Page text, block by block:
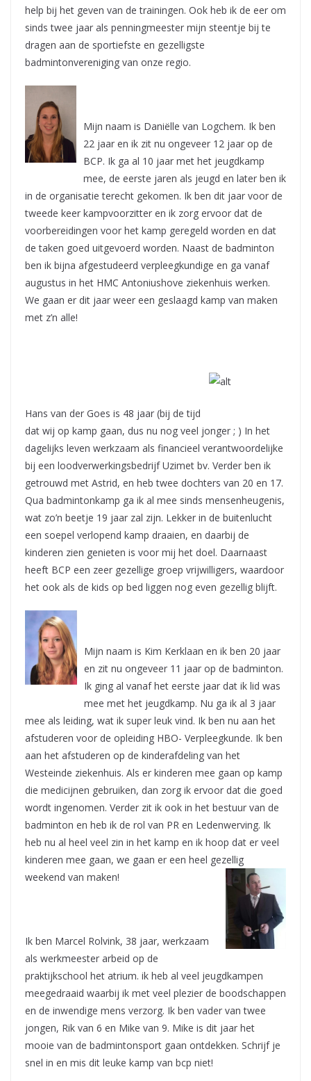
help bij het geven van de trainingen. Ook heb ik de eer om
sinds twee jaar als penningmeester mijn steentje bij te
dragen aan de sportiefste en gezelligste
badmintonvereniging van onze regio.
Mijn naam is Daniëlle van Logchem. Ik ben
22 jaar en ik zit nu ongeveer 12 jaar op de
BCP. Ik ga al 10 jaar met het jeugdkamp
mee, de eerste jaren als jeugd en later ben ik
in de organisatie terecht gekomen. Ik ben dit jaar voor de
tweede keer kampvoorzitter en ik zorg ervoor dat de
voorbereidingen voor het kamp geregeld worden en dat
de taken goed uitgevoerd worden. Naast de badminton
ben ik bijna afgestudeerd verpleegkundige en ga vanaf
augustus in het HMC Antoniushove ziekenhuis werken.
We gaan er dit jaar weer een geslaagd kamp van maken
met z’n alle!
Hans van der Goes is 48 jaar (bij de tijd
dat wij op kamp gaan, dus nu nog veel jonger ; ) In het
dagelijks leven werkzaam als financieel verantwoordelijke
bij een loodverwerkingsbedrijf Uzimet bv. Verder ben ik
getrouwd met Astrid, en heb twee dochters van 20 en 17.
Qua badmintonkamp ga ik al mee sinds mensenheugenis,
wat zo’n beetje 19 jaar zal zijn. Lekker in de buitenlucht
een soepel verlopend kamp draaien, en daarbij de
kinderen zien genieten is voor mij het doel. Daarnaast
heeft BCP een zeer gezellige groep vrijwilligers, waardoor
het ook als de kids op bed liggen nog even gezellig blijft.
Mijn naam is Kim Kerklaan en ik ben 20 jaar
en zit nu ongeveer 11 jaar op de badminton.
Ik ging al vanaf het eerste jaar dat ik lid was
mee met het jeugdkamp. Nu ga ik al 3 jaar
mee als leiding, wat ik super leuk vind. Ik ben nu aan het
afstuderen voor de opleiding HBO- Verpleegkunde. Ik ben
aan het afstuderen op de kinderafdeling van het
Westeinde ziekenhuis. Als er kinderen mee gaan op kamp
die medicijnen gebruiken, dan zorg ik ervoor dat die goed
wordt ingenomen. Verder zit ik ook in het bestuur van de
badminton en heb ik de rol van PR en Ledenwerving. Ik
heb nu al heel veel zin in het kamp en ik hoop dat er veel
kinderen mee gaan, we gaan er een heel gezellig
weekend van maken!
Ik ben Marcel Rolvink, 38 jaar, werkzaam
als werkmeester arbeid op de
praktijkschool het atrium. ik heb al veel jeugdkampen
meegedraaid waarbij ik met veel plezier de boodschappen
en de inwendige mens verzorg. Ik ben vader van twee
jongen, Rik van 6 en Mike van 9. Mike is dit jaar het
mooie van de badmintonsport gaan ontdekken. Schrijf je
snel in en mis dit leuke kamp van bcp niet!